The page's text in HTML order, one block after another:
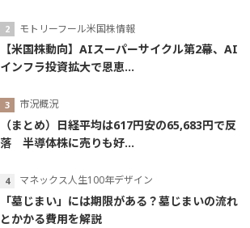
モトリーフール米国株情報
【米国株動向】AIスーパーサイクル第2幕、AI
インフラ投資拡大で恩恵...
市況概況
（まとめ）日経平均は617円安の65,683円で反
落 半導体株に売りも好...
マネックス人生100年デザイン
「墓じまい」には期限がある？墓じまいの流れ
とかかる費用を解説